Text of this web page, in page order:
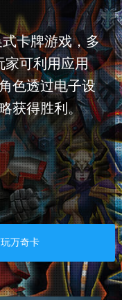
卡牌游戏，多
家可利用应用
色透过电子设
获得胜利。
万奇卡